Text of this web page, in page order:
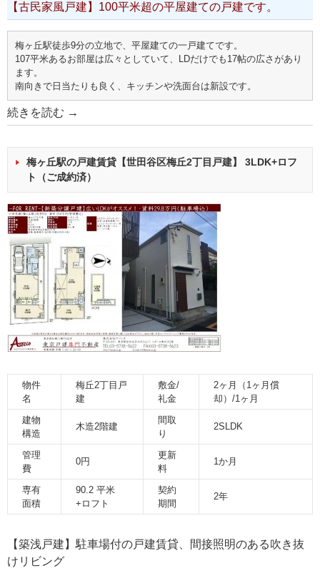
【古民家風戸建】100平米超の平屋建ての戸建です。
梅ヶ丘駅徒歩9分の立地で、平屋建ての一戸建てです。
107平米あるお部屋は広々としていて、LDだけでも17帖の広さがあり
ます。
南向きで日当たりも良く、キッチンや洗面台は新設です。
続きを読む →
梅ヶ丘駅の戸建賃貸【世田谷区梅丘2丁目戸建】 3LDK+ロフ
ト（ご成約済）
物件
名
梅丘2丁目戸
建
敷金/
礼金
2ヶ月（1ヶ月償
却）/1ヶ月
建物
構造
木造2階建
間取
り
2SLDK
管理
費
0円
更新
料
1か月
専有
面積
90.2 平米
+ロフト
契約
期間
2年
【築浅戸建】駐車場付の戸建賃貸、間接照明のある吹き抜
けリビング